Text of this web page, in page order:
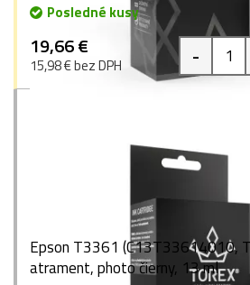
Posledné kusy
19,66 €
15,98 € bez DPH -
Epson T3361 (C13T33614010,
atrament, photo čierny, 13 ml